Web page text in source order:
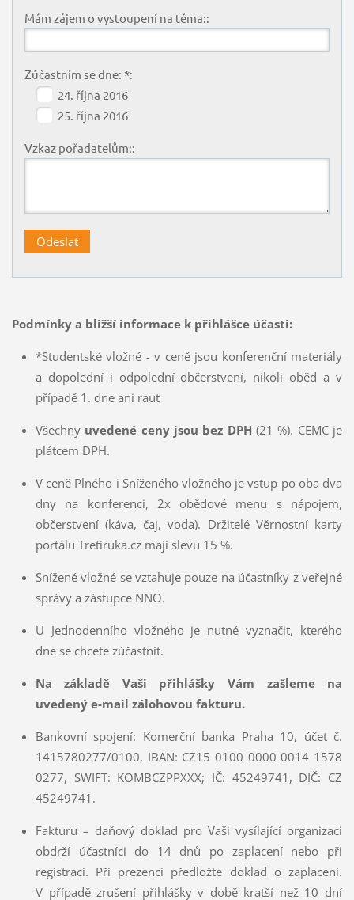
Mám zájem o vystoupení na téma::
Zúčastním se dne: *:
24. října 2016
25. října 2016
Vzkaz pořadatelům::
Podmínky a bližší informace k přihlášce účasti:
*Studentské vložné - v ceně jsou konferenční materiály
a dopolední i odpolední občerstvení, nikoli oběd a v
případě 1. dne ani raut
Všechny uvedené ceny jsou bez DPH (21 %). CEMC je
plátcem DPH.
V ceně Plného i Sníženého vložného je vstup po oba dva
dny na konferenci, 2x obědové menu s nápojem,
občerstvení (káva, čaj, voda). Držitelé Věrnostní karty
portálu Tretiruka.cz mají slevu 15 %.
Snížené vložné se vztahuje pouze na účastníky z veřejné
správy a zástupce NNO.
U Jednodenního vložného je nutné vyznačit, kterého
dne se chcete zúčastnit.
Na základě Vaši přihlášky Vám zašleme na
uvedený e-mail zálohovou fakturu.
Bankovní spojení: Komerční banka Praha 10, účet č.
1415780277/0100, IBAN: CZ15 0100 0000 0014 1578
0277, SWIFT: KOMBCZPPXXX; IČ: 45249741, DIČ: CZ
45249741.
Fakturu – daňový doklad pro Vaši vysílající organizaci
obdrží účastníci do 14 dnů po zaplacení nebo při
registraci. Při prezenci předložte doklad o zaplacení.
V případě zrušení přihlášky v době kratší než 10 dní